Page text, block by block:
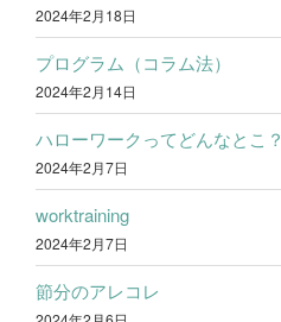
2024年2月18日
プログラム（コラム法）
2024年2月14日
ハローワークってどんなとこ？
2024年2月7日
worktraining
2024年2月7日
節分のアレコレ